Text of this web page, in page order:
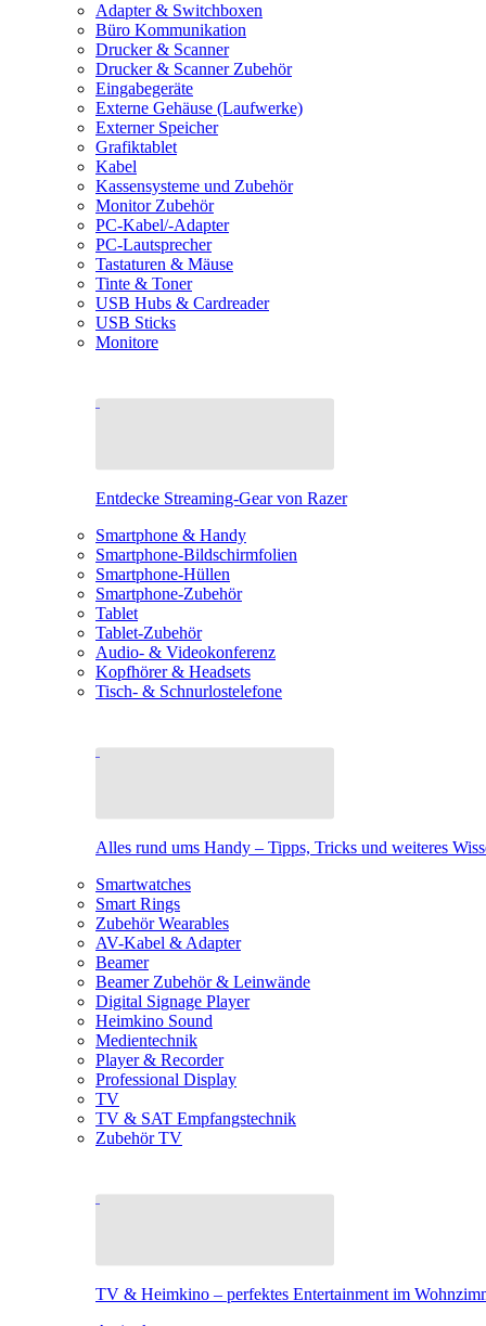
Adapter & Switchboxen
Büro Kommunikation
Drucker & Scanner
Drucker & Scanner Zubehör
Eingabegeräte
Externe Gehäuse (Laufwerke)
Externer Speicher
Grafiktablet
Kabel
Kassensysteme und Zubehör
Monitor Zubehör
PC-Kabel/-Adapter
PC-Lautsprecher
Tastaturen & Mäuse
Tinte & Toner
USB Hubs & Cardreader
USB Sticks
Monitore
Entdecke Streaming-Gear von Razer
Smartphone & Handy
Smartphone-Bildschirmfolien
Smartphone-Hüllen
Smartphone-Zubehör
Tablet
Tablet-Zubehör
Audio- & Videokonferenz
Kopfhörer & Headsets
Tisch- & Schnurlostelefone
Alles rund ums Handy – Tipps, Tricks und weiteres
Smartwatches
Smart Rings
Zubehör Wearables
AV-Kabel & Adapter
Beamer
Beamer Zubehör & Leinwände
Digital Signage Player
Heimkino Sound
Medientechnik
Player & Recorder
Professional Display
TV
TV & SAT Empfangstechnik
Zubehör TV
TV & Heimkino – perfektes Entertainment im